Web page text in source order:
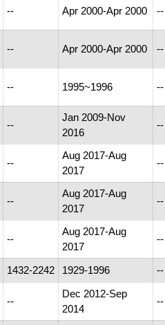
-- Apr 2000-Apr 2000 --
-- Apr 2000-Apr 2000 --
-- 1995~1996 --
--
Jan 2009-Nov
2016
--
--
Aug 2017-Aug
2017
--
--
Aug 2017-Aug
2017
--
--
Aug 2017-Aug
2017
--
1432-2242 1929-1996 --
--
Dec 2012-Sep
2014
--